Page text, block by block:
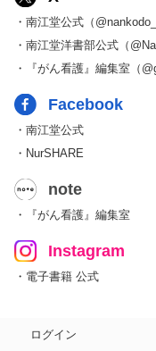
・南江堂公式（
・南江堂洋書部公式（
・『がん看護』編集室（
Facebook
・南江堂公式
・NurSHARE
note
・『がん看護』編集室
Instagram
・電子書籍 公式
ログイン